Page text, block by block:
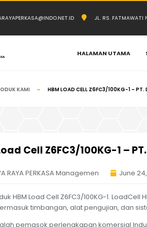
JL. RS. FATMAWATI
HALAMAN UTAMA
KAMI HBM LOAD CELL Z6FC3/100KG-1 – PT.
Cell Z6FC3/100KG-1 – PT.
RAYA PERKASA Managemen June
HBM Load Cell Z6FC3/100KG-1.
timbangan, alat pengujian, dan
pemasok perlengkapan komersial